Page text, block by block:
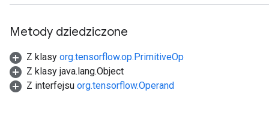
Metody dziedziczone
Z klasy org.tensorflow.op.PrimitiveOp
Z klasy java.lang.Object
Z interfejsu org.tensorflow.Operand